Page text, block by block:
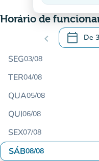
Horário de
chevron_left calendar_today De
.Abra o
SEG03/08
TER04/08
QUA05/08
QUI06/08
SEX07/08
SÁB08/08